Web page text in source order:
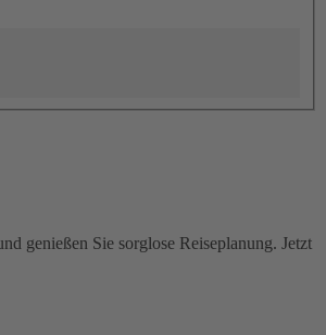
genießen Sie sorglose Reiseplanung. Jetzt